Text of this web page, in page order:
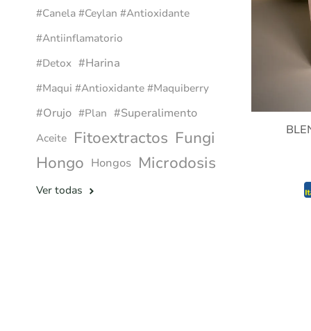
#canela #ceylan #antioxidante
#antiinflamatorio
#detox #harina
#maqui #antioxidante #maquiberry
#orujo #plan #superalimento
Aceite Fitoextractos Fungi
Hongo Hongos Microdosis
Ver todas